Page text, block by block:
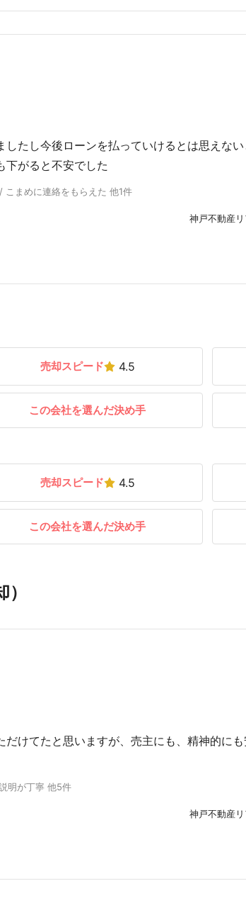
たし今後ローンを払っていけるとは思えな
がると不安でした
まめに連絡をもらえた 他1件
神戸不動産
売却スピード 4.5
この会社を選んだ決め手
売却スピード 4.5
この会社を選んだ決め手
けてたと思いますが、売主にも、精神的に
明が丁寧 他5件
神戸不動産